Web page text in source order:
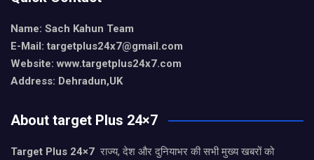
Name: Sach Kahun Team
E-Mail: targetplus24x7@gmail.com
Website: www.targetplus24x7.com
Address: Dehradun,UK
About target Plus 24×7
Target Plus 24×7 राज्य, देश और दुनियाभर की सभी मुख्य खबरों को